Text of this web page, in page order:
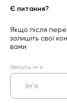
Є питання?
Якщо після
залишіть свої
вами
Введіть ім’я